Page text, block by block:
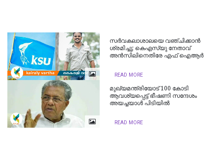
സർവകലാശാലയെ വഞ്ചിക്കാൻ
ശ്രമിച്ചു; കെഎസ്‍യു നേതാവ്
അൻസിലിനെതിരേ എഫ് ഐആർ
READ MORE
മുഖ്യമന്ത്രിയോട് 100 കോടി
ആവശ്യപ്പെട്ട് ഭീഷണി സന്ദേശം
അയച്ചയാൾ പിടിയില്‍
READ MORE